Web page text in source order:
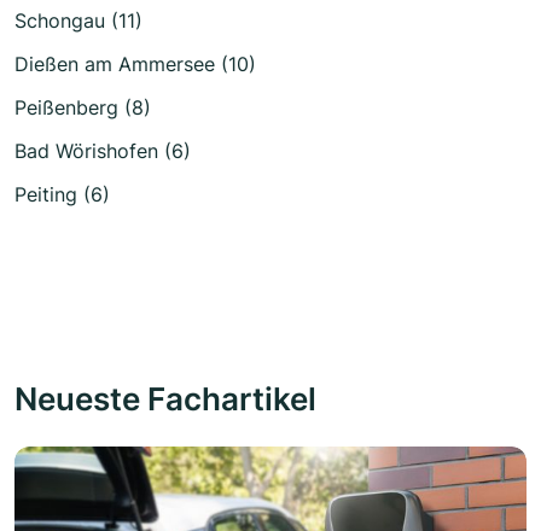
Schongau (11)
Dießen am Ammersee (10)
Peißenberg (8)
Bad Wörishofen (6)
Peiting (6)
Neueste Fachartikel